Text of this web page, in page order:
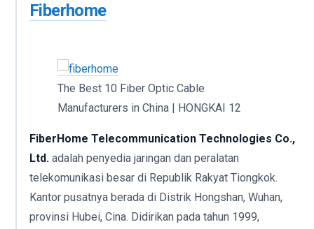
Fiberhome
The Best 10 Fiber Optic Cable
Manufacturers in China | HONGKAI 12
FiberHome Telecommunication Technologies Co.,
Ltd. adalah penyedia jaringan dan peralatan
telekomunikasi besar di Republik Rakyat Tiongkok.
Kantor pusatnya berada di Distrik Hongshan, Wuhan,
provinsi Hubei, Cina. Didirikan pada tahun 1999,